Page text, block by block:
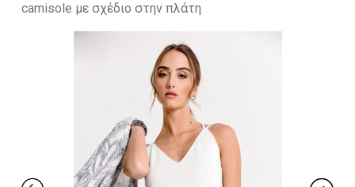
camisole με σχέδιο στην πλάτη